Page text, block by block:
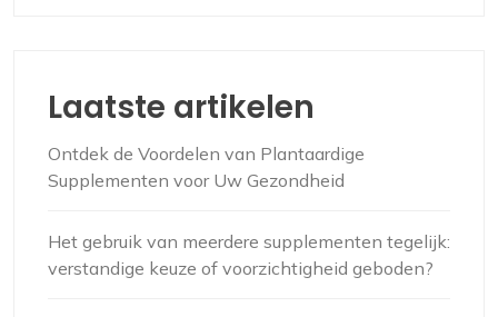
Laatste artikelen
Ontdek de Voordelen van Plantaardige
Supplementen voor Uw Gezondheid
Het gebruik van meerdere supplementen tegelijk:
verstandige keuze of voorzichtigheid geboden?